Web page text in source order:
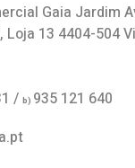
Gaia Jardim
Loja 13 4404-504
/ b) 935 121 640